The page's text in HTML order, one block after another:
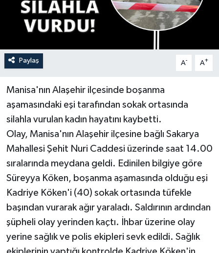
Paylaş A- A+
Manisa'nın Alaşehir ilçesinde boşanma
aşamasındaki eşi tarafından sokak ortasında
silahla vurulan kadın hayatını kaybetti.
Olay, Manisa'nın Alaşehir ilçesine bağlı Sakarya
Mahallesi Şehit Nuri Caddesi üzerinde saat 14.00
sıralarında meydana geldi. Edinilen bilgiye göre
Süreyya Köken, boşanma aşamasında olduğu eşi
Kadriye Köken'i (40) sokak ortasında tüfekle
başından vurarak ağır yaraladı. Saldırının ardından
şüpheli olay yerinden kaçtı. İhbar üzerine olay
yerine sağlık ve polis ekipleri sevk edildi. Sağlık